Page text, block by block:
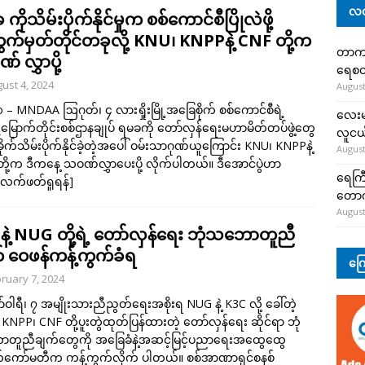
ကိုသိမ်းပိုက်နိုင်မှုက စစ်ကောင်စီပြိုလဲဖို့
မှတ်တိုင်တခုလို့ KNU၊ KNPPနဲ့ CNF တို့က
လွှာပို့
4, 2024
– MNDAA ဩဂုတ်၊ ၄ လားရှိုးမြို့အခြေစိုက် စစ်ကောင်စီရဲ့
ြောက်တိုင်းစစ်ဌာနချုပ် ရမခကို တော်လှန်ရေးမဟာမိတ်တပ်ဖွဲ့တွေ
မ်းပိုက်နိုင်ခဲ့တဲ့အပေါ် ဝမ်းသာဂုဏ်ယူကြောင်း KNU၊ KNPPနဲ့
တို့က ဒီကနေ့ သဝဏ်လွှာပေးပို့ လိုက်ပါတယ်။ ဒီအောင်ပွဲဟာ
က်ဖတ်ရှုရန်]
နဲ့ NUG တို့ရဲ့ တော်လှန်ရေး ဘုံသဘောတူညီ
ဝေဖန်ကန့်ကွက်ခံရ
7, 2024
ဝါရီ၊ ၇ အမျိုးသားညီညွတ်ရေးအစိုးရ NUG နဲ့ K3C လို့ ခေါ်တဲ့
KNPP၊ CNF တို့ပူးတွဲထုတ်ပြန်ထားတဲ့ တော်လှန်ရေး ဆိုင်ရာ ဘုံ
တူညီချက်တွေကို အခြေခံနဲ့အဆင့်မြင့်ပညာရေးအထွေထွေ
ော်မတီက ကန့်ကွက်လိုက် ပါတယ်။ စစ်အာဏာရှင်စနစ်
လ
တာက
ရေစ
လေး
လူငယ်
ရေက
တေ
ကြ